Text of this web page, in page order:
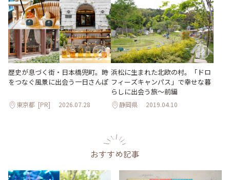
歴史が息づく街・日本橋兜町。時
をつなぐ風景に出会う一日さんぽ
東京都 [PR] 2026.07.28
浜松に生まれた北欧の村。「ドロ
フィーズキャンパス」で幸せな暮
らしに出会う旅～前編
静岡県 2019.04.10
おすすめ記事